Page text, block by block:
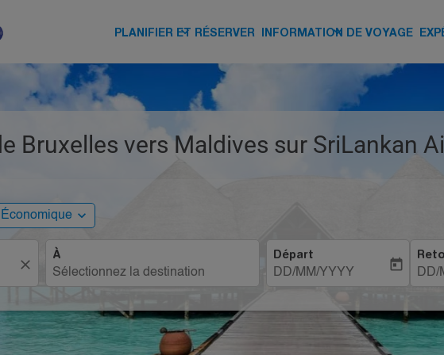
PLANIFIER ET RÉSERVER
keyboard_arrow_down INFORMATION DE VOYAGE
keyboard_arrow_down
Bruxelles vers Maldives sur SriLankan
expand_more
close
À
Départ
DD/MM/YYYY
today
DD/